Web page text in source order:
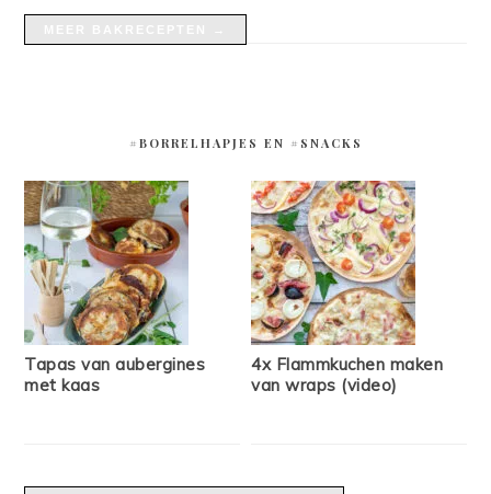
#BORRELHAPJES EN #SNACKS
Tapas van aubergines
met kaas
4x Flammkuchen maken
van wraps (video)